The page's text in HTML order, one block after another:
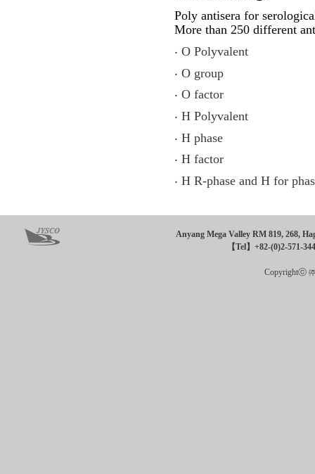
Poly antisera for
More than 250 different
‧ O Polyvalent
‧ O group
‧ O factor
‧ H Polyvalent
‧ H phase
‧ H factor
‧ H R-phase and H for
Anyang Mega Valley RM 819, 268,
【Tel】+82-(0)2-571-
Copyrightⓒ